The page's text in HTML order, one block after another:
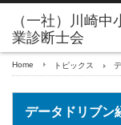
Home トピックス
データドリブ